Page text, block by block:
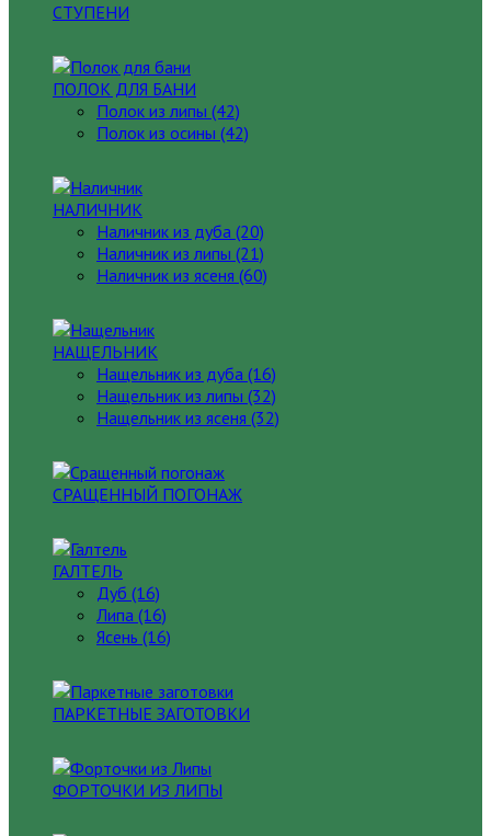
СТУПЕНИ
ПОЛОК ДЛЯ БАНИ
Полок из липы (42)
Полок из осины (42)
НАЛИЧНИК
Наличник из дуба (20)
Наличник из липы (21)
Наличник из ясеня (60)
НАЩЕЛЬНИК
Нащельник из дуба (16)
Нащельник из липы (32)
Нащельник из ясеня (32)
СРАЩЕННЫЙ ПОГОНАЖ
ГАЛТЕЛЬ
Дуб (16)
Липа (16)
Ясень (16)
ПАРКЕТНЫЕ ЗАГОТОВКИ
ФОРТОЧКИ ИЗ ЛИПЫ